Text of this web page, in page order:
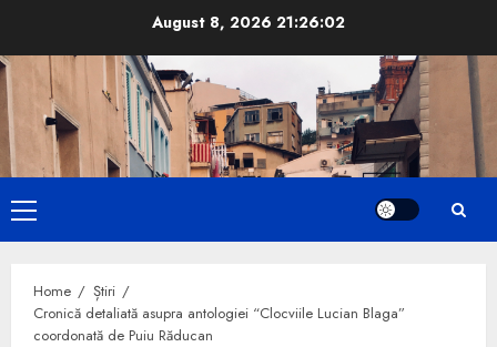
content
August 8, 2026 21:26:04
Primary
Menu
Home
Știri
Cronică detaliată asupra antologiei “Clocviile Lucian Blaga”
coordonată de Puiu Răducan